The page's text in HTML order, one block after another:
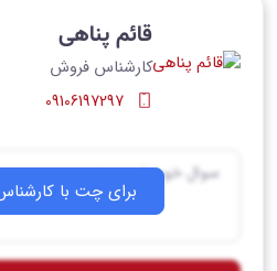
قائم پناهی
کارشناس فروش
برای چت با